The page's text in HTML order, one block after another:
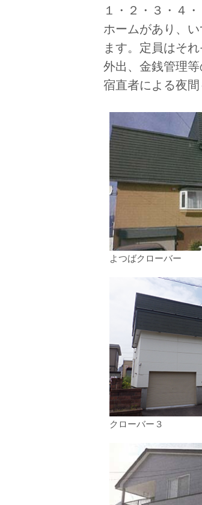
１・２・３・４
ホームがあり、
ます。定員はそ
外出、金銭管理
宿直者による夜間
よつばクローバー
クローバー３